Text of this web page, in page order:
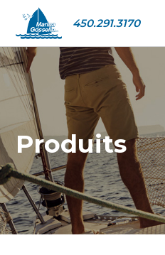
450.291.3170
Produits